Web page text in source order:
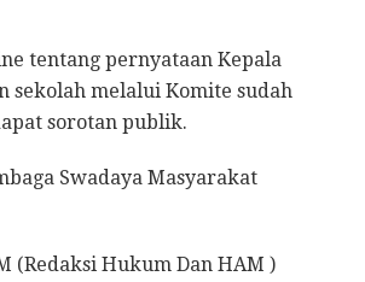
tentang pernyataan Kepala
sekolah melalui Komite sudah
sorotan publik.
Swadaya Masyarakat
(Redaksi Hukum Dan HAM )